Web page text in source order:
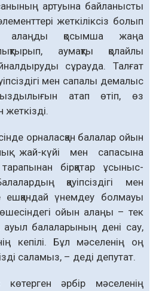
артуына байланысты
жеткіліксіз болып
алаңды қосымша жаңа
аумақты қолайлы
сұрауда. Талғат
мен сапалы демалыс
атап өтіп, өз
орналасқан балалар ойын
жай-күйі мен сапасына
бірқатар ұсыныс-
қауіпсіздігі мен
ешқандай үнемдеу болмауы
ойын алаңы – тек
балаларының дені сау,
кепілі. Бұл мәселенің оң
саламыз, – деді депутат.
әрбір мәселенің